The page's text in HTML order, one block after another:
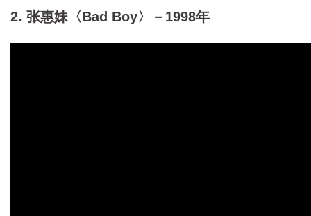
2. 张惠妹〈Bad Boy〉－1998年